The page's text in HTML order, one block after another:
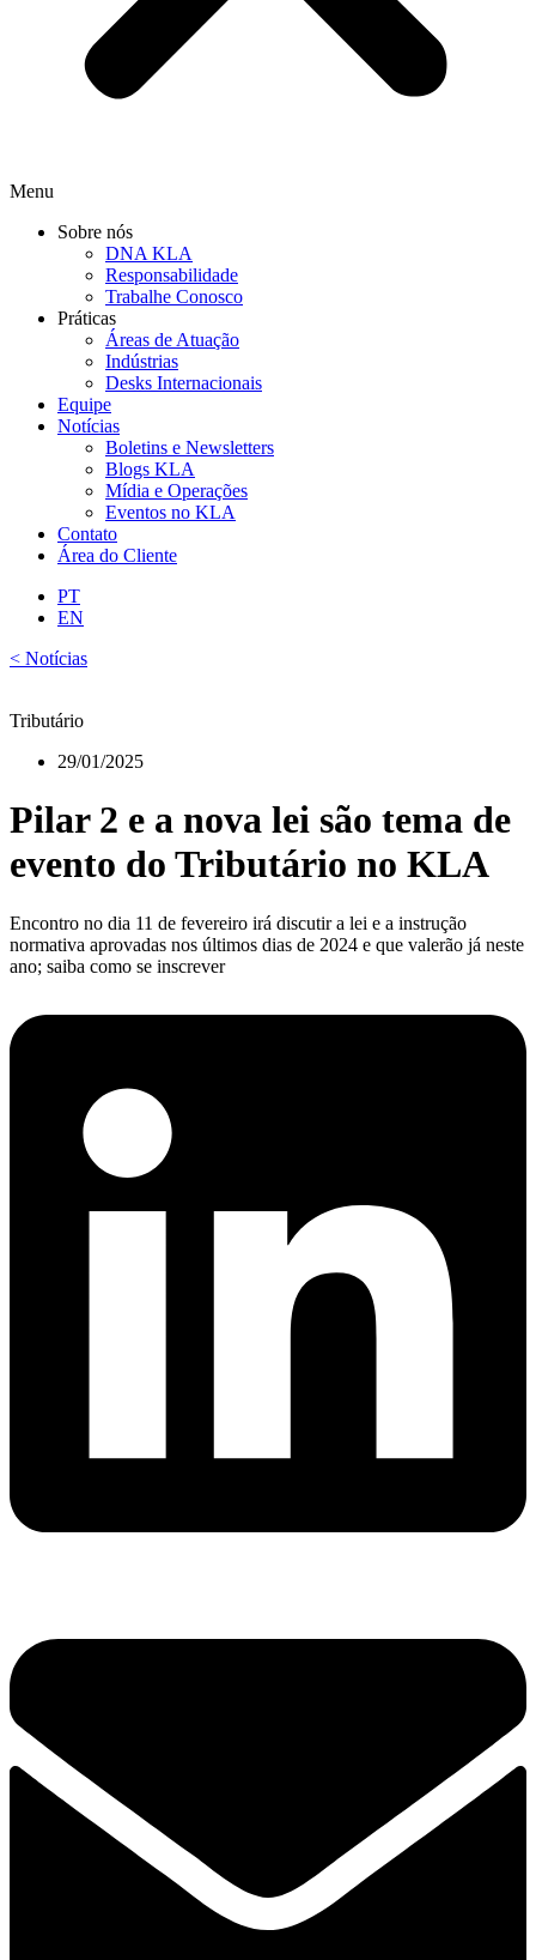
Menu
Sobre nós
DNA KLA
Responsabilidade
Trabalhe Conosco
Práticas
Áreas de Atuação
Indústrias
Desks Internacionais
Equipe
Notícias
Boletins e Newsletters
Blogs KLA
Mídia e Operações
Eventos no KLA
Contato
Área do Cliente
PT
EN
< Notícias
Tributário
29/01/2025
Pilar 2 e a nova lei são tema de
evento do Tributário no KLA
Encontro no dia 11 de fevereiro irá discutir a lei e a instrução
normativa aprovadas nos últimos dias de 2024 e que valerão já neste
ano; saiba como se inscrever